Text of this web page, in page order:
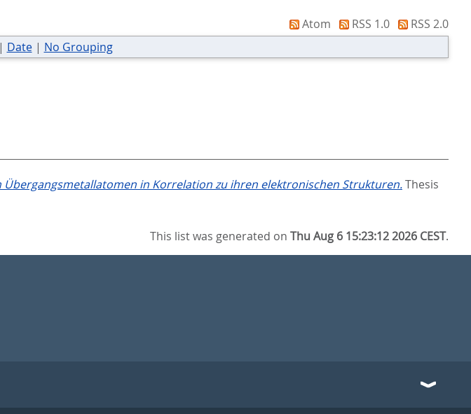
Atom RSS 1.0
RSS 2.0
Date| No Grouping
in Korrelation zu ihren elektronischen Strukturen.Thesis
This list was generated onThu Aug 6 15:23:12 2026 CEST.